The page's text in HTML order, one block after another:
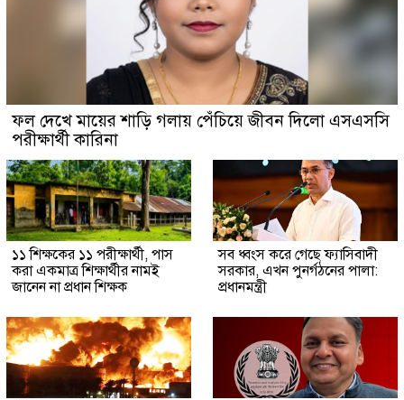
ফল দেখে মায়ের শাড়ি গলায় পেঁচিয়ে জীবন দিলো এসএসসি
পরীক্ষার্থী কারিনা
১১ শিক্ষকের ১১ পরীক্ষার্থী, পাস
করা একমাত্র শিক্ষার্থীর নামই
জানেন না প্রধান শিক্ষক
সব ধ্বংস করে গেছে ফ্যাসিবাদী
সরকার, এখন পুনর্গঠনের পালা:
প্রধানমন্ত্রী